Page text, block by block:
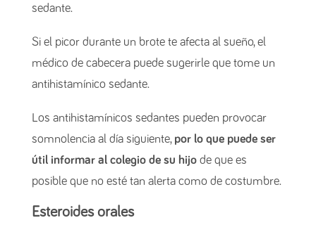
sedante.
Si el picor durante un brote te afecta al sueño, el
médico de cabecera puede sugerirle que tome un
antihistamínico sedante.
Los antihistamínicos sedantes pueden provocar
somnolencia al día siguiente, por lo que puede ser
útil informar al colegio de su hijode que es
posible que no esté tan alerta como de costumbre.
Esteroides orales